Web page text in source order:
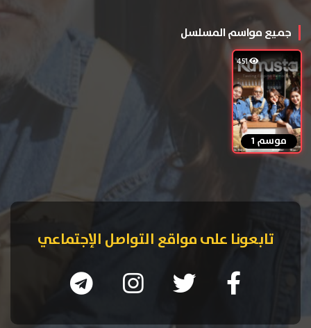
جميع مواسم المسلسل
451
موسم 1
تابعونا على مواقع التواصل الإجتماعي